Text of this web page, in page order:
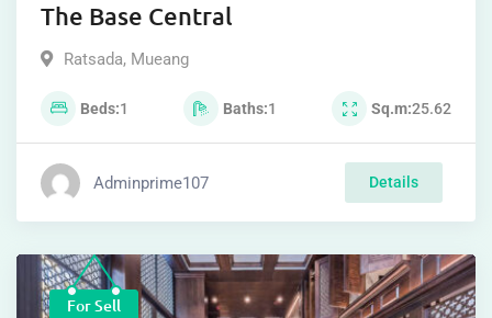
The Base Central
Ratsada, Mueang
Beds 1 Baths 1 Sq.m 25.62
Adminprime107 Details
For Sell